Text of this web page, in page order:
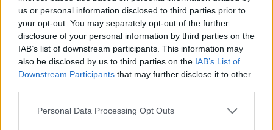
us or personal information disclosed to third parties prior to
your opt-out. You may separately opt-out of the further
disclosure of your personal information by third parties on the
IAB’s list of downstream participants. This information may
also be disclosed by us to third parties on the IAB’s List of
Downstream Participants that may further disclose it to other
Please note that this website/app uses one or more Google
Personal Data Processing Opt Outs
Κοζάνη: Κέφι, χορός
και παράδοση στη
Σκ’ρκα – Πλήθος
κόσμου στο πανηγύρι
για την εορτή του
Αγίου Νικάνορα
(Φωτογραφίες &
βίντεο)
Οι μουσικές επιλογές
του e-ptolemeos.gr:
AC/DC – Are You
Ready (1991)
6 Αυγούστου 2026, 9:00 μμ